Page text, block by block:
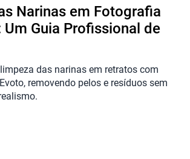
Narinas em Fotografia
Um Guia Profissional de
das narinas em retratos com
removendo pelos e resíduos sem